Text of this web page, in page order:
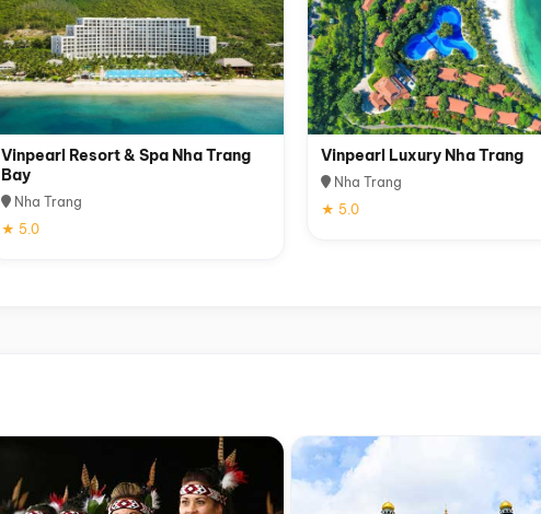
Vinpearl Resort & Spa Nha Trang
Bay
Nha Trang
★ 5.0
Vinpearl Luxury Nha Trang
Nha Trang
★ 5.0